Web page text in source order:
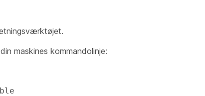
maskines kommandolinje: